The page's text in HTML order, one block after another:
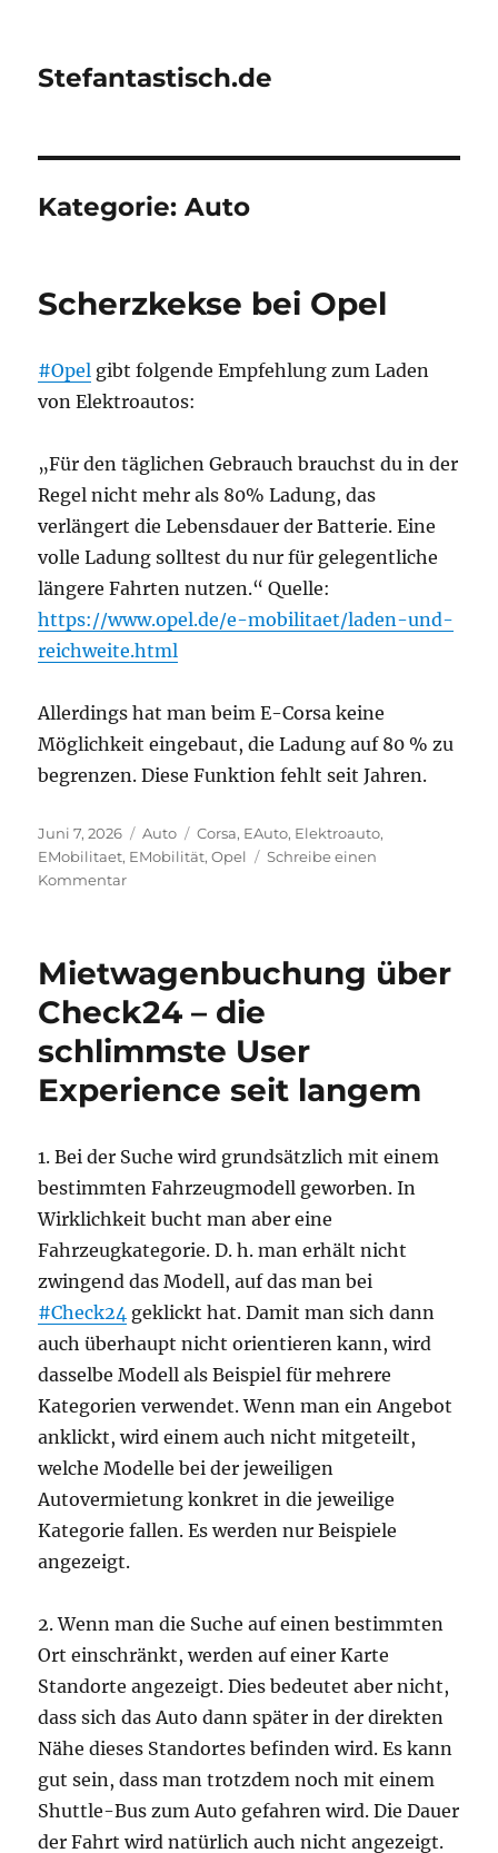
Stefantastisch.de
Kategorie:Auto
Scherzkekse bei Opel
#Opel gibt folgende Empfehlung zum Laden
von Elektroautos:
„Für den täglichen Gebrauch brauchst du in der
Regel nicht mehr als 80% Ladung, das
verlängert die Lebensdauer der Batterie. Eine
volle Ladung solltest du nur für gelegentliche
längere Fahrten nutzen.“ Quelle:
https://www.opel.de/e-mobilitaet/laden-und-
reichweite.html
Allerdings hat man beim E-Corsa keine
Möglichkeit eingebaut, die Ladung auf 80 % zu
begrenzen. Diese Funktion fehlt seit Jahren.
Veröffentlicht
am
Juni 7, 2026 Kategorien
Auto Schlagwörter
Corsa, EAuto, Elektroauto,
EMobilitaet, EMobilität,Opel
Schreibe einen
Kommentarzu
Mietwagenbuchung über
Check24 – die
schlimmste User
Experience seit langem
1. Bei der Suche wird grundsätzlich mit einem
bestimmten Fahrzeugmodell geworben. In
Wirklichkeit bucht man aber eine
Fahrzeugkategorie. D. h. man erhält nicht
zwingend das Modell, auf das man bei
#Check24 geklickt hat. Damit man sich dann
auch überhaupt nicht orientieren kann, wird
dasselbe Modell als Beispiel für mehrere
Kategorien verwendet. Wenn man ein Angebot
anklickt, wird einem auch nicht mitgeteilt,
welche Modelle bei der jeweiligen
Autovermietung konkret in die jeweilige
Kategorie fallen. Es werden nur Beispiele
angezeigt.
2. Wenn man die Suche auf einen bestimmten
Ort einschränkt, werden auf einer Karte
Standorte angezeigt. Dies bedeutet aber nicht,
dass sich das Auto dann später in der direkten
Nähe dieses Standortes befinden wird. Es kann
gut sein, dass man trotzdem noch mit einem
Shuttle-Bus zum Auto gefahren wird. Die Dauer
der Fahrt wird natürlich auch nicht angezeigt.